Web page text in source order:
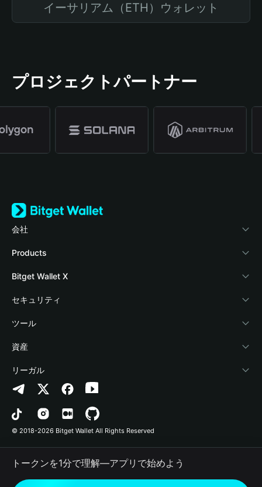
イーサリアム（ETH）ウォレット
プロジェクトパートナー
会社
Bitget Walletについて
ブログ
アカデミー
暗号資産ニュース
Help Center
お問い合わせ
ブランドリソース
キャリア
Products
Crypto Card
Stablecoin Earn
Payfi Crypto
Crypto Swap API
Altcoin Season Index
Prediction Markets
DApp
RWA
Bitget Wallet X
デベロッパー
ウォレットを接続
Bitget Wallet Pay
プロジェクトを掲載
セキュリティ
保護基金
セキュリティ技術
ツール
暗号資産を購入
認証検出
コントラクト検出
一括送金
資産
Arbitrum
Avalanche
Bitcoin
Polygon
リーガル
プライバシーポリシー
利用規約
© 2018-2026 Bitget Wallet All Rights Reserved
トークンを1分で理解―アプリで始めよう